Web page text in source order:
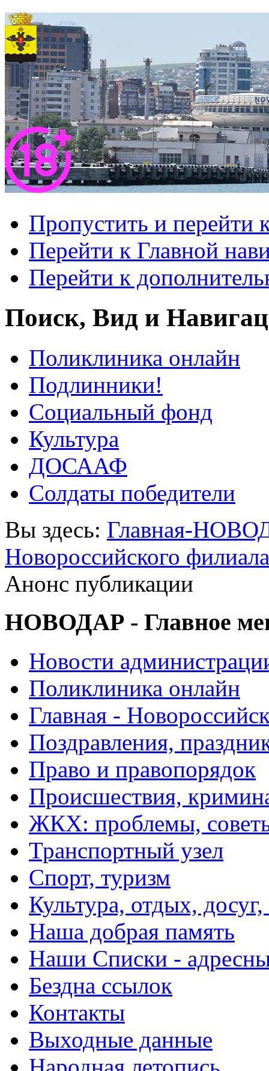
Пропустить и перейти
Перейти к Главной
Перейти к
Поиск, Вид и
Поликлиника онлайн
Подлинники!
Социальный фонд
Культура
ДОСААФ
Солдаты победители
Вы здесь: Главная-
Новороссийского
Анонс публикации
НОВОДАР - Главное
Новости
Поликлиника онлайн
Главная -
Поздравления,
Право и правопорядок
Происшествия,
ЖКХ: проблемы,
Транспортный узел
Спорт, туризм
Культура, отдых,
Наша добрая память
Наши Списки -
Бездна ссылок
Контакты
Выходные данные